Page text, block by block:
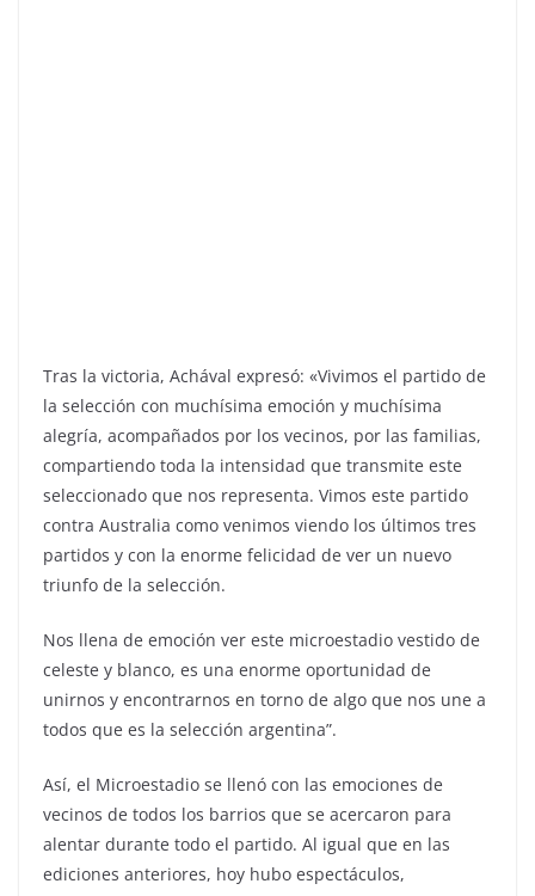
Tras la victoria, Achával expresó: «Vivimos el partido de
la selección con muchísima emoción y muchísima
alegría, acompañados por los vecinos, por las familias,
compartiendo toda la intensidad que transmite este
seleccionado que nos representa. Vimos este partido
contra Australia como venimos viendo los últimos tres
partidos y con la enorme felicidad de ver un nuevo
triunfo de la selección.
Nos llena de emoción ver este microestadio vestido de
celeste y blanco, es una enorme oportunidad de
unirnos y encontrarnos en torno de algo que nos une a
todos que es la selección argentina”.
Así, el Microestadio se llenó con las emociones de
vecinos de todos los barrios que se acercaron para
alentar durante todo el partido. Al igual que en las
ediciones anteriores, hoy hubo espectáculos,